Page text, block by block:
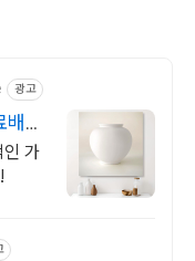
광고
배
인 가